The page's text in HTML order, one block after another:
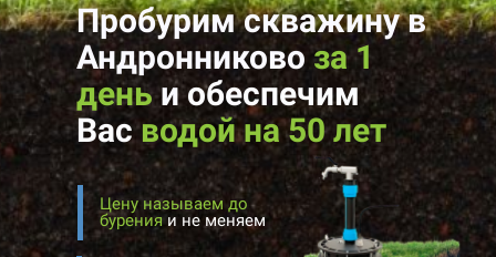
Пробурим скважину в
Андронниковоза 1
деньиобеспечим
Васводой на 50 лет
Цену называем до
буренияи не меняем